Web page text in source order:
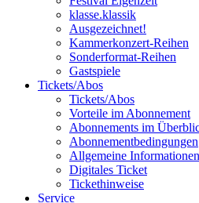
klasse.klassik
Ausgezeichnet!
Kammerkonzert-Reihen
Sonderformat-Reihen
Gastspiele
Tickets/Abos
Tickets/Abos
Vorteile im Abonnement
Abonnements im
Abonnement­bedingungen
Allgemeine Informationen
Digitales Ticket
Ticket­hinweise
Service